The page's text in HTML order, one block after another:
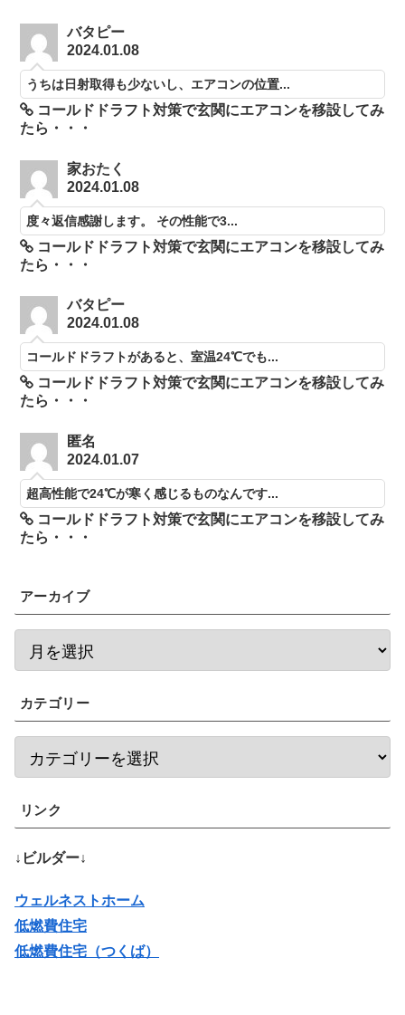
バタピー
2024.01.08
うちは日射取得も少ないし、エアコンの位置...
コールドドラフト対策で玄関にエアコンを移設してみ
たら・・・
家おたく
2024.01.08
度々返信感謝します。 その性能で3...
コールドドラフト対策で玄関にエアコンを移設してみ
たら・・・
バタピー
2024.01.08
コールドドラフトがあると、室温24℃でも...
コールドドラフト対策で玄関にエアコンを移設してみ
たら・・・
匿名
2024.01.07
超高性能で24℃が寒く感じるものなんです...
コールドドラフト対策で玄関にエアコンを移設してみ
たら・・・
アーカイブ
カテゴリー
リンク
↓ビルダー↓
ウェルネストホーム
低燃費住宅
低燃費住宅（つくば）